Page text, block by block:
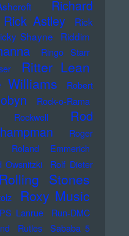
Richard
Rick Astley
Rick
Shayne Riddim
Ringo Starr
Ritter Lean
Williams
Robert
Rock-o-Rama
Rockwell
Rod
Roger
Roland Emmerich
Owsnitzki
Rolf Dieter
Rolling Stones
Roxy Music
Lanrue
Run-DMC
Rutles
Sababa 5